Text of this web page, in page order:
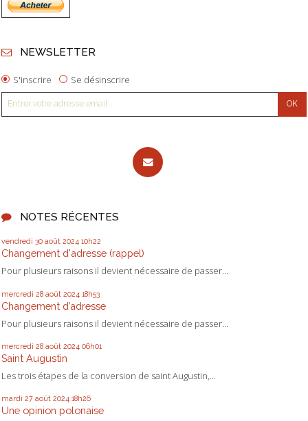
NEWSLETTER
S'inscrire Se désinscrire
NOTES RÉCENTES
vendredi 30 août 2024 10h22
Changement d'adresse (rappel)
Pour plusieurs raisons il devient nécessaire de passer...
mercredi 28 août 2024 18h53
Changement d’adresse
Pour plusieurs raisons il devient nécessaire de passer...
mercredi 28 août 2024 06h01
Saint Augustin
Les trois étapes de la conversion de saint Augustin,...
mardi 27 août 2024 18h26
Une opinion polonaise